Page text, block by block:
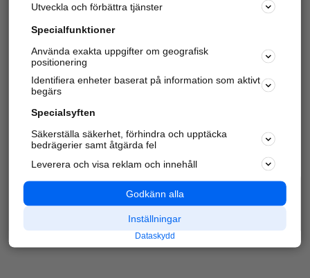
Varje vecka besöker du och4 miljoner
andra
härliga användare oss för att hitta rätt lokal
information om företag, privatpersoner och
platser.
Utveckla och förbättra tjänster
Specialfunktioner
Använda exakta uppgifter om geografisk
positionering
Identifiera enheter baserat på information som aktivt
begärs
Specialsyften
Säkerställa säkerhet, förhindra och upptäcka
bedrägerier samt åtgärda fel
Leverera och visa reklam och innehåll
Godkänn alla
Inställningar
Dataskydd